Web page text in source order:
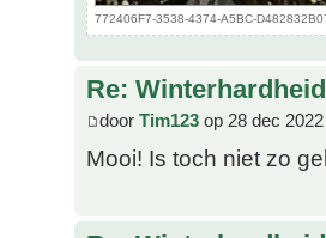
772406F7-3538-4374-A5BC-
Re:
door Tim123 op 28 dec
Mooi! Is toch niet zo